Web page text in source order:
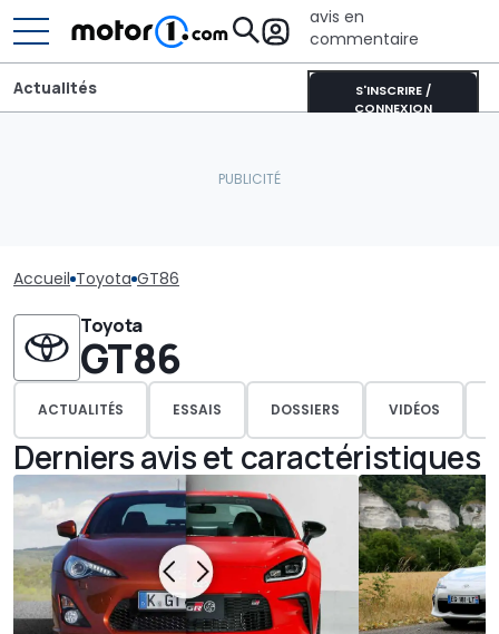
avis en
commentaire
S'INSCRIRE /
CONNEXION
Actualités
Accueil Toyota GT86
Toyota
GT86
ACTUALITÉS ESSAIS DOSSIERS VIDÉOS
Derniers avis et caractéristiques